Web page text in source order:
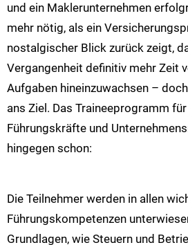
und ein Maklerunternehmen
mehr nötig, als ein
nostalgischer Blick zurück zeigt,
Vergangenheit definitiv mehr Zeit
Aufgaben hineinzuwachsen –
ans Ziel. Das Traineeprogramm
Führungskräfte und
hingegen schon:
Die Teilnehmer werden in allen
Führungskompetenzen
Grundlagen, wie Steuern und